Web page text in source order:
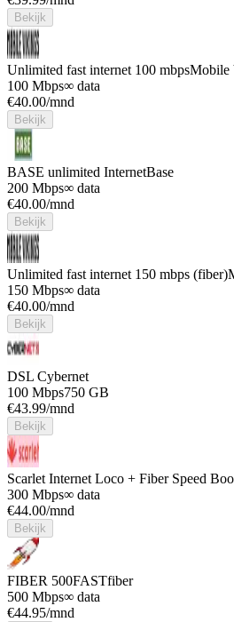
Bekijk
Unlimited fast internet 100 mbpsMobile
100 Mbps∞ data
€40.00/mnd
Bekijk
BASE unlimited InternetBase
200 Mbps∞ data
€40.00/mnd
Bekijk
Unlimited fast internet 150 mbps (fiber)
150 Mbps∞ data
€40.00/mnd
Bekijk
DSL Cybernet
100 Mbps750 GB
€43.99/mnd
Bekijk
Scarlet Internet Loco + Fiber Speed
300 Mbps∞ data
€44.00/mnd
Bekijk
FIBER 500FASTfiber
500 Mbps∞ data
€44.95/mnd